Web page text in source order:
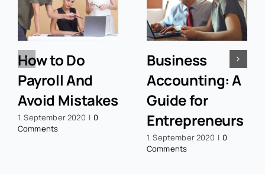
How to Do
Payroll And
Avoid Mistakes
1. September 2020 | 0
Comments
Business
Accounting: A
Guide for
Entrepreneurs
1. September 2020 | 0
Comments